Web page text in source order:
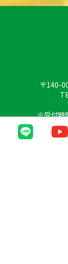
〒140-
※受付時